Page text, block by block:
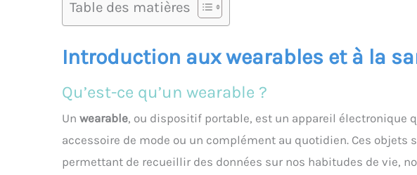
Table des matières
Introduction aux wearables et à la
Qu’est-ce qu’un wearable ?
Un wearable, ou dispositif portable, est un appareil électronique
accessoire de mode ou un complément au quotidien. Ces objets
permettant de recueillir des données sur nos habitudes de vie,